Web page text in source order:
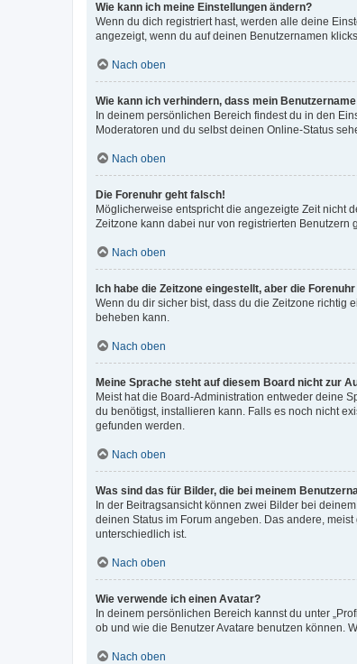
Wie kann ich meine Einstellungen ändern?
Wenn du dich registriert hast, werden alle deine
angezeigt, wenn du auf deinen Benutzernamen
Nach oben
Wie kann ich verhindern, dass mein
In deinem persönlichen Bereich findest du in den
Moderatoren und du selbst deinen Online-Status
Nach oben
Die Forenuhr geht falsch!
Möglicherweise entspricht die angezeigte Zeit nicht
Zeitzone kann dabei nur von registrierten Benutzern
Nach oben
Ich habe die Zeitzone eingestellt, aber die
Wenn du dir sicher bist, dass du die Zeitzone richtig
beheben kann.
Nach oben
Meine Sprache steht auf diesem Board nicht zur
Meist hat die Board-Administration entweder deine
du benötigst, installieren kann. Falls es noch nicht
gefunden werden.
Nach oben
Was sind das für Bilder, die bei meinem
In der Beitragsansicht können zwei Bilder bei
deinen Status im Forum angeben. Das andere,
unterschiedlich ist.
Nach oben
Wie verwende ich einen Avatar?
In deinem persönlichen Bereich kannst du unter
ob und wie die Benutzer Avatare benutzen können.
Nach oben